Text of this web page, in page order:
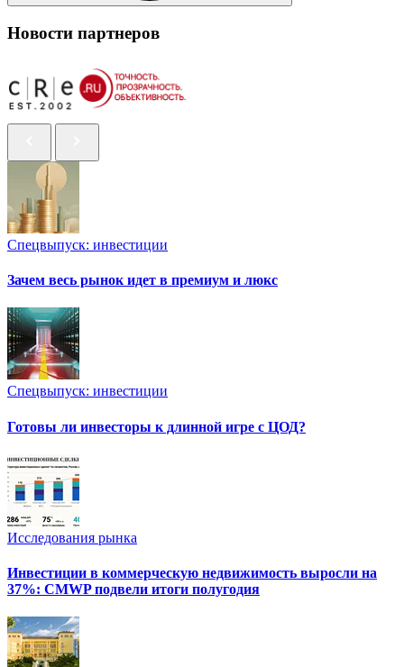
Новости партнеров
Спецвыпуск: инвестиции
Зачем весь рынок идет в премиум и люкс
Спецвыпуск: инвестиции
Готовы ли инвесторы к длинной игре с ЦОД?
Исследования рынка
Инвестиции в коммерческую недвижимость выросли на
37%: CMWP подвели итоги полугодия